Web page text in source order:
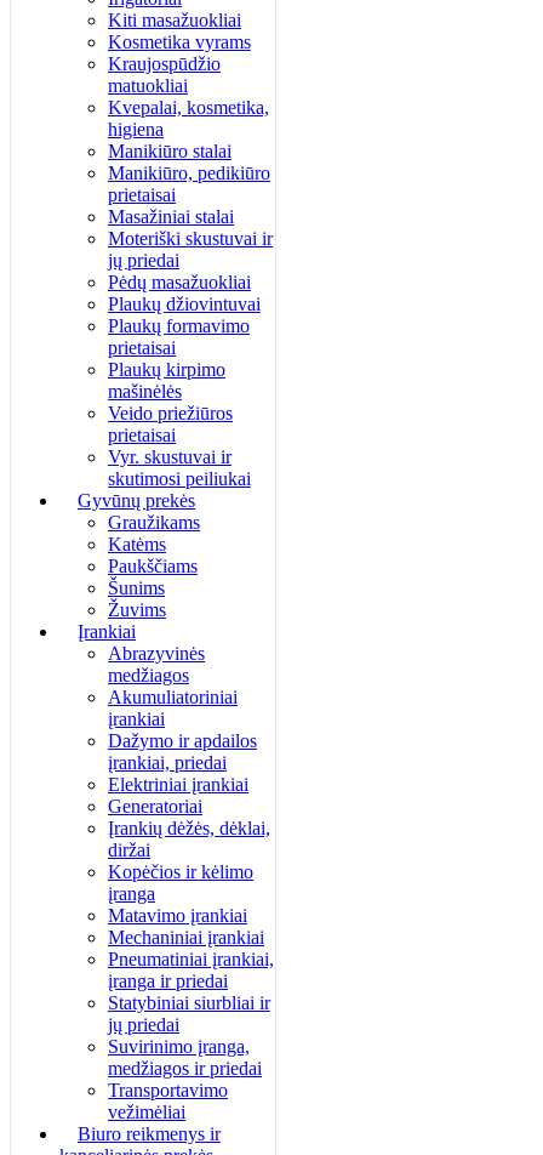
Kiti masažuokliai
Kosmetika vyrams
Kraujospūdžio
matuokliai
Kvepalai, kosmetika,
higiena
Manikiūro stalai
Manikiūro, pedikiūro
prietaisai
Masažiniai stalai
Moteriški skustuvai ir
jų priedai
Pėdų masažuokliai
Plaukų džiovintuvai
Plaukų formavimo
prietaisai
Plaukų kirpimo
mašinėlės
Veido priežiūros
prietaisai
Vyr. skustuvai ir
skutimosi peiliukai
Gyvūnų prekės
Graužikams
Katėms
Paukščiams
Šunims
Žuvims
Įrankiai
Abrazyvinės
medžiagos
Akumuliatoriniai
įrankiai
Dažymo ir apdailos
įrankiai, priedai
Elektriniai įrankiai
Generatoriai
Įrankių dėžės, dėklai,
diržai
Kopėčios ir kėlimo
įranga
Matavimo įrankiai
Mechaniniai įrankiai
Pneumatiniai įrankiai,
įranga ir priedai
Statybiniai siurbliai ir
jų priedai
Suvirinimo įranga,
medžiagos ir priedai
Transportavimo
vežimėliai
Biuro reikmenys ir